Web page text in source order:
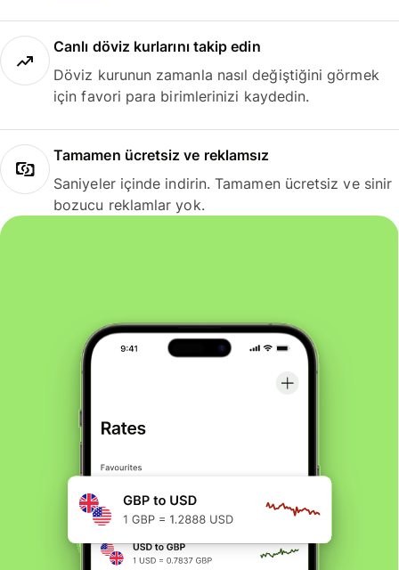
Canlı döviz kurlarını takip edin
Döviz kurunun zamanla nasıl değiştiğini görmek
için favori para birimlerinizi kaydedin.
Tamamen ücretsiz ve reklamsız
Saniyeler içinde indirin. Tamamen ücretsiz ve sinir
bozucu reklamlar yok.